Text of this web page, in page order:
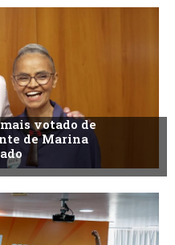
votado de
de Marina